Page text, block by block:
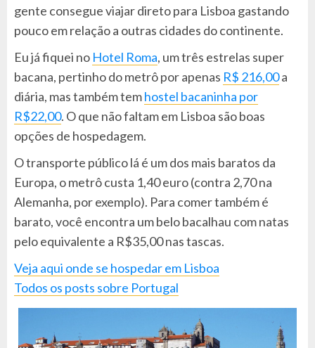
gente consegue viajar direto para Lisboa gastando
pouco em relação a outras cidades do continente.
Eu já fiquei no Hotel Roma, um três estrelas super
bacana, pertinho do metrô por apenas R$ 216,00a
diária, mas também temhostel bacaninha por
R$22,00. O que não faltam em Lisboa são boas
opções de hospedagem.
O transporte público lá é um dos mais baratos da
Europa, o metrô custa 1,40 euro (contra 2,70 na
Alemanha, por exemplo). Para comer também é
barato, você encontra um belo bacalhau com natas
pelo equivalente a R$35,00 nas tascas.
Veja aqui onde se hospedar em Lisboa
Todos os posts sobre Portugal